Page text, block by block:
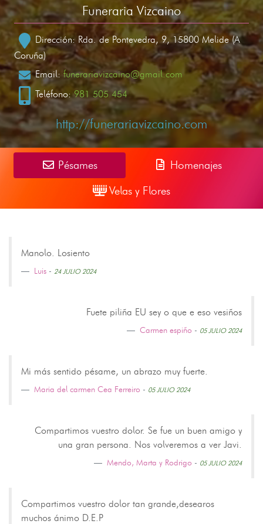
Funeraria Vizcaino
Dirección: Rda. de Pontevedra, 9, 15800 Melide (A
Coruña)
Email: funerariavizcaino@gmail.com
Teléfono:981 505 454
http://funerariavizcaino.com
Pésames
Homenajes
Velas y Flores
Manolo. Losiento
Luis - 24 JULIO 2024
Fuete piliña EU sey o que e eso vesiños
Carmen espiño - 05 JULIO 2024
Mi más sentido pésame, un abrazo muy fuerte.
Maria del carmen Cea Ferreiro - 05 JULIO 2024
Compartimos vuestro dolor. Se fue un buen amigo y
una gran persona. Nos volveremos a ver Javi.
Mendo, Marta y Rodrigo - 05 JULIO 2024
Compartimos vuestro dolor tan grande,desearos
muchos ánimo D.E.P